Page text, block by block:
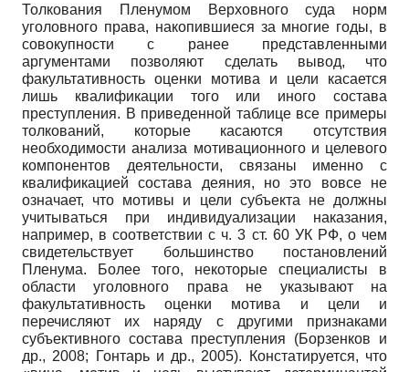
Толкования Пленумом Верховного суда норм
уголовного права, накопившиеся за многие годы, в
совокупности с ранее представленными
аргументами позволяют сделать вывод, что
факультативность оценки мотива и цели касается
лишь квалификации того или иного состава
преступления. В приведенной таблице все примеры
толкований, которые касаются отсутствия
необходимости анализа мотивационного и целевого
компонентов деятельности, связаны именно с
квалификацией состава деяния, но это вовсе не
означает, что мотивы и цели субъекта не должны
учитываться при индивидуализации наказания,
например, в соответствии с ч. 3 ст. 60 УК РФ, о чем
свидетельствует большинство постановлений
Пленума. Более того, некоторые специалисты в
области уголовного права не указывают на
факультативность оценки мотива и цели и
перечисляют их наряду с другими признаками
субъективного состава преступления (Борзенков и
др., 2008; Гонтарь и др., 2005). Констатируется, что